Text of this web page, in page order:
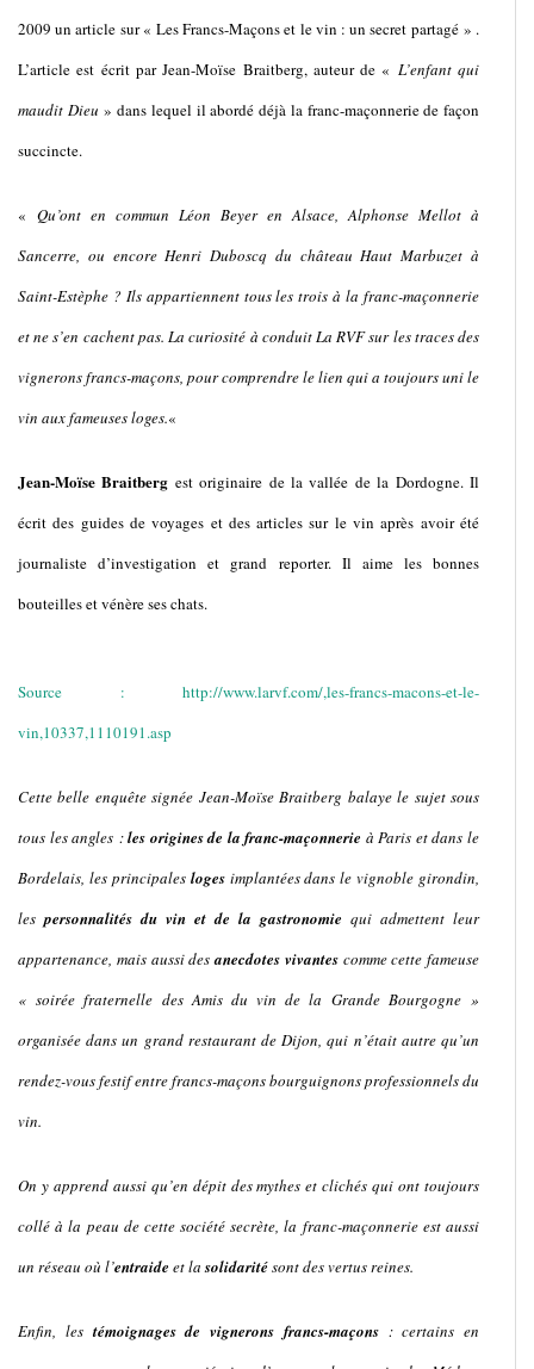
2009 un article sur « Les Francs-Maçons et le vin : un secret partagé » .
L’article est écrit par Jean-Moïse Braitberg, auteur de « L’enfant qui
maudit Dieu » dans lequel il abordé déjà la franc-maçonnerie de façon
succincte.
« Qu’ont en commun Léon Beyer en Alsace, Alphonse Mellot à
Sancerre, ou encore Henri Duboscq du château Haut Marbuzet à
Saint-Estèphe ? Ils appartiennent tous les trois à la franc-maçonnerie
et ne s’en cachent pas. La curiosité à conduit La RVF sur les traces des
vignerons francs-maçons, pour comprendre le lien qui a toujours uni le
vin aux fameuses loges.«
Jean-Moïse Braitberg est originaire de la vallée de la Dordogne. Il
écrit des guides de voyages et des articles sur le vin après avoir été
journaliste d’investigation et grand reporter. Il aime les bonnes
bouteilles et vénère ses chats.
Source : http://www.larvf.com/,les-francs-macons-et-le-
vin,10337,1110191.asp
Cette belle enquête signée Jean-Moïse Braitberg balaye le sujet sous
tous les angles :les origines de la franc-maçonnerie à Paris et dans le
Bordelais, les principales logesimplantées dans le vignoble girondin,
lespersonnalités du vin et de la gastronomie qui admettent leur
appartenance, mais aussi desanecdotes vivantes comme cette fameuse
« soirée fraternelle des Amis du vin de la Grande Bourgogne »
organisée dans un grand restaurant de Dijon, qui n’était autre qu’un
rendez-vous festif entre francs-maçons bourguignons professionnels du
vin.
On y apprend aussi qu’en dépit des mythes et clichés qui ont toujours
collé à la peau de cette société secrète, la franc-maçonnerie est aussi
un réseau où l’entraide et lasolidaritésont des vertus reines.
Enfin, les témoignages de vignerons francs-maçons : certains en